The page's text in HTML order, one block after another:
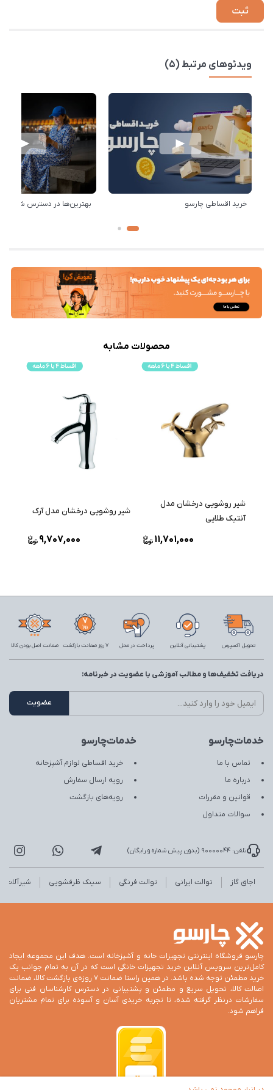
ویدئوهای مرتبط (5)
خرید اقساطی چارسو بهترین‌ها در دسترس
محصولات مشابه
شیر روشویی درخشان مدل
آنتیک طلایی
11,701,000
شیر روشویی درخشان مدل آرک
9,707,000
تحویل اکسپرس پشتیبانی آنلاین پرداخت در محل 7 روز ضمانت بازگشت ضمانت اصل بودن کالا
خدمات‌چارسو
تماس با ما
درباره ما
قوانین و مقررات
سوالات متداول
خدمات‌چارسو
خرید اقساطی لوازم آشپزخانه
رویه ارسال سفارش
رویه‌های بازگشت
دریافت تخفیف‌ها و مطالب آموزشی با عضویت در خبرنامه:
تلفن: 90000044 (بدون پیش شماره و رایگان)
اجاق گاز توالت ایرانی توالت فرنگی سینک ظرفشویی شیرآلات
چارسو فروشگاه اینترنتی تجهیزات خانه و آشپزخانه است. هدف این مجموعه ایجاد
کامل‌ترین سرویس آنلاین خرید تجهیزات خانگی است که در آن به تمام جوانب یک
خرید مطمئن توجه شده باشد. در همین راستا ضمانت 7 روزه‌ی بازگشت کالا، ضمانت
اصالت کالا، تحویل سریع و مطمئن و پشتیبانی در دسترس کارشناسان فنی برای
سفارشات درنظر گرفته شده، تا تجربه خریدی آسان و آسوده برای تمام مشتریان
فراهم شود.